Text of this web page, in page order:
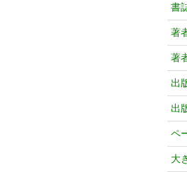
書
著
著
出
出
ペ
大